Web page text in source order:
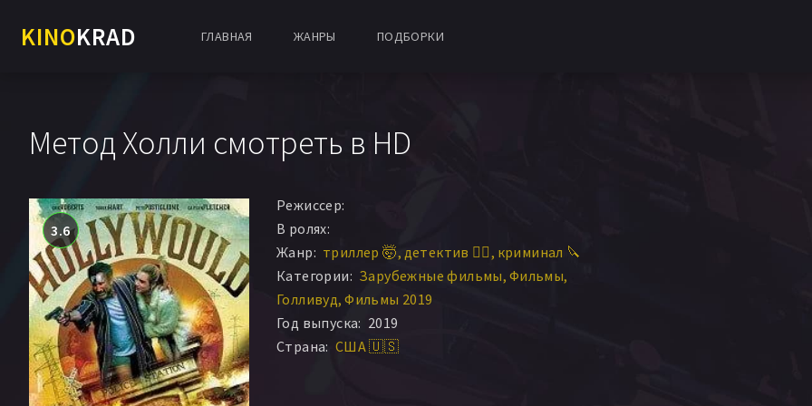
KINOKRAD ГЛАВНАЯ ЖАНРЫ ПОДБОРКИ
Метод Холли смотреть в HD
3.6
Режиссер:
В ролях:
Жанр: триллер 🤯 детектив 🕵️‍♂️ криминал 🔪
Категории: Зарубежные фильмы Фильмы
Голливуд Фильмы 2019
Год выпуска: 2019
Страна: США 🇺🇸